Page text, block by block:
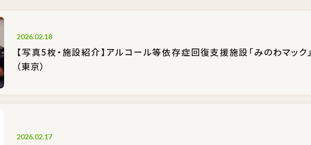
2026.02.18
【写真5枚・施設紹介】アルコール等依存症回復支援施設「みのわマック」
（東京）
2026.02.17